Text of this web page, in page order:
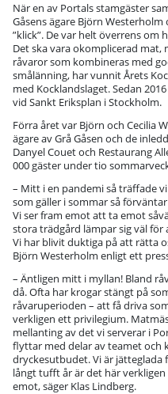
När en av Portals stamgäster
Gåsens ägare Björn Westerholm
”klick”. De var helt överrens om
Det ska vara okomplicerad mat,
råvaror som kombineras med
smålänning, har vunnit Årets
med Kocklandslaget. Sedan
vid Sankt Eriksplan i Stockholm.
Förra året var Björn och Cecilia
ägare av Grå Gåsen och de
Danyel Couet och Restaurang
000 gäster under tio
– Mitt i en pandemi så träffade
som gäller i sommar så
Vi ser fram emot att ta emot
stora trädgård lämpar sig väl
Vi har blivit duktiga på att rätta
Björn Westerholm enligt ett
– Äntligen mitt i myllan! Bland
då. Ofta har krogar stängt på
råvaruperioden – att få driva
verkligen ett privilegium.
mellanting av det vi serverar i
flyttar med delar av teamet och
dryckesutbudet. Vi är
långt tufft år är det här
emot, säger Klas Lindberg.